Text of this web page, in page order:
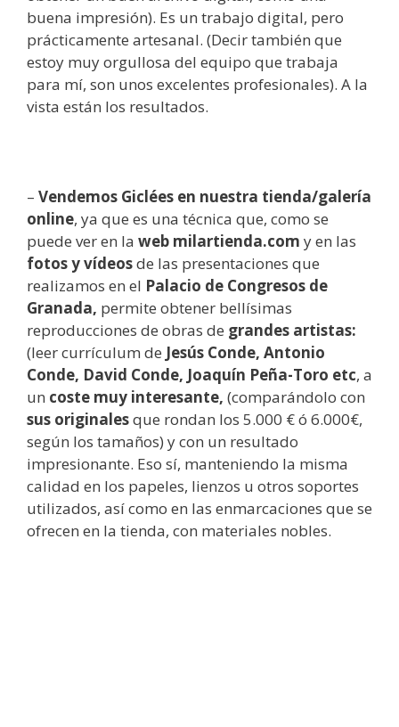
buena impresión). Es un trabajo digital, pero
prácticamente artesanal. (Decir también que
estoy muy orgullosa del equipo que trabaja
para mí, son unos excelentes profesionales). A la
vista están los resultados.
– Vendemos Giclées en nuestra tienda/galería
online, ya que es una técnica que, como se
puede ver en la web milartienda.com y en las
fotos y vídeosde las presentaciones que
realizamos en el Palacio de Congresos de
Granada, permite obtener bellísimas
reproducciones de obras de grandes artistas:
(leer currículum de Jesús Conde, Antonio
Conde, David Conde, Joaquín Peña-Toro etc, a
un coste muy interesante, (comparándolo con
sus originalesque rondan los 5.000 € ó 6.000€,
según los tamaños) y con un resultado
impresionante. Eso sí, manteniendo la misma
calidad en los papeles, lienzos u otros soportes
utilizados, así como en las enmarcaciones que se
ofrecen en la tienda, con materiales nobles.